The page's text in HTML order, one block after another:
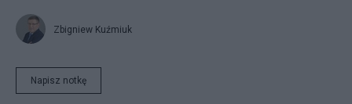
Zbigniew Kuźmiuk
Napisz notkę